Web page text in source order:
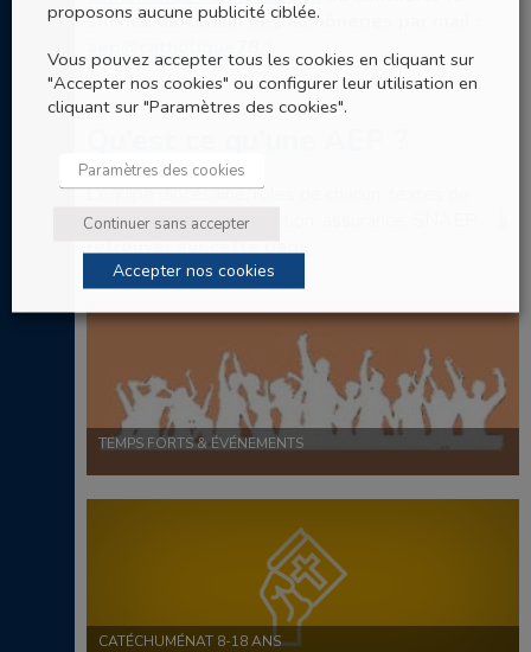
service diocésain des aumôneries par mail :
aep@catholique78.fr
L’équipe diocésaine, rôles de chacun, textes de
référence, laïcité, législation, assurance, SNAEP….
retrouver sur cette page
TEMPS FORTS & ÉVÉNEMENTS
CATÉCHUMÉNAT 8-18 ANS
proposons aucune publicité ciblée.
Vous pouvez accepter tous les cookies en cliquant sur
"Accepter nos cookies" ou configurer leur utilisation en
cliquant sur "Paramètres des cookies".
Paramètres des cookies
Continuer sans accepter
Accepter nos cookies